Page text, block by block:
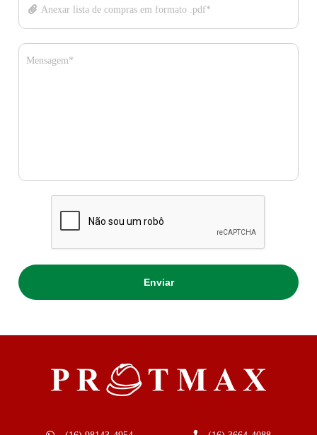
Anexar lista de compras em formato .pdf*
Mensagem*